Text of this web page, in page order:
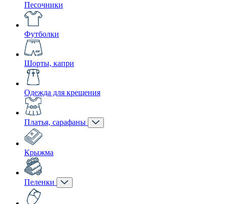
Песочники
Футболки
Шорты, капри
Одежда для крещения
Платья, сарафаны
Крыжма
Пеленки